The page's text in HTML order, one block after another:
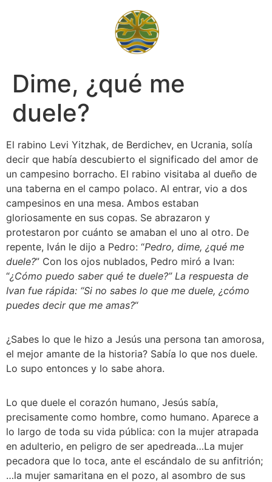
Dime, ¿qué me
duele?
El rabino Levi Yitzhak, de Berdichev, en Ucrania, solía
decir que había descubierto el significado del amor de
un campesino borracho. El rabino visitaba al dueño de
una taberna en el campo polaco. Al entrar, vio a dos
campesinos en una mesa. Ambos estaban
gloriosamente en sus copas. Se abrazaron y
protestaron por cuánto se amaban el uno al otro. De
repente, Iván le dijo a Pedro: “Pedro, dime, ¿qué me
duele?” Con los ojos nublados, Pedro miró a Ivan:
“¿Cómo puedo saber qué te duele?” La respuesta de
Ivan fue rápida: “Si no sabes lo que me duele, ¿cómo
puedes decir que me amas?“
¿Sabes lo que le hizo a Jesús una persona tan amorosa,
el mejor amante de la historia? Sabía lo que nos duele.
Lo supo entonces y lo sabe ahora.
Lo que duele el corazón humano, Jesús sabía,
precisamente como hombre, como humano. Aparece a
lo largo de toda su vida pública: con la mujer atrapada
en adulterio, en peligro de ser apedreada…La mujer
pecadora que lo toca, ante el escándalo de su anfitrión;
…la mujer samaritana en el pozo, al asombro de sus